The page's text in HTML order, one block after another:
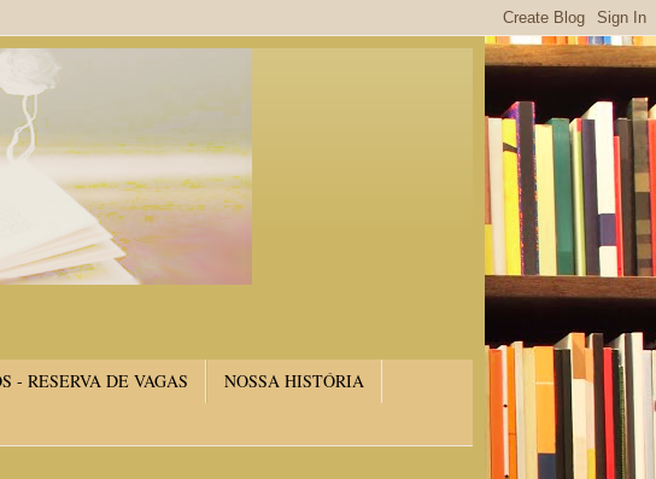
- RESERVA DE VAGAS
NOSSA HISTÓRIA